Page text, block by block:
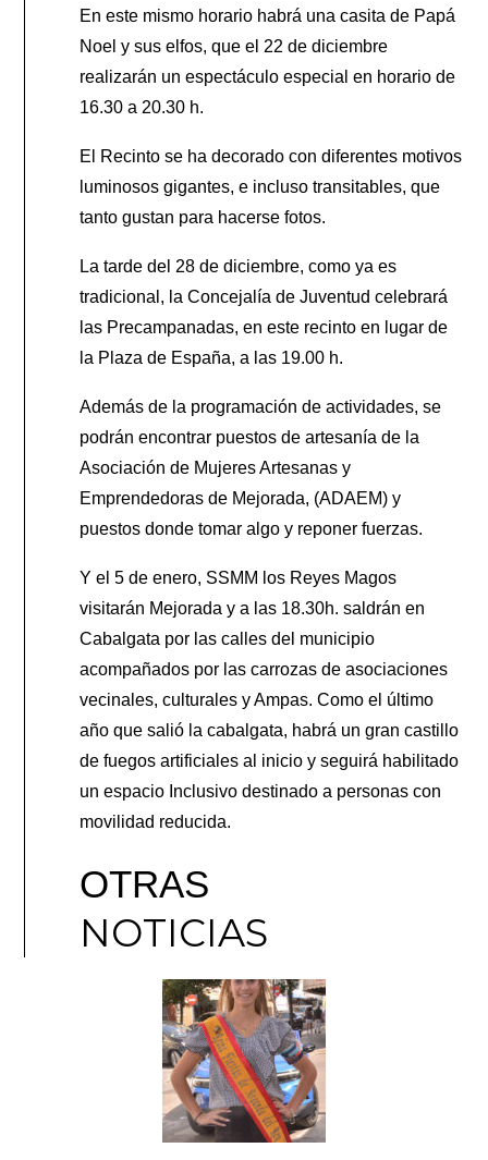
En este mismo horario habrá una casita de Papá
Noel y sus elfos, que el 22 de diciembre
realizarán un espectáculo especial en horario de
16.30 a 20.30 h.
El Recinto se ha decorado con diferentes motivos
luminosos gigantes, e incluso transitables, que
tanto gustan para hacerse fotos.
La tarde del 28 de diciembre, como ya es
tradicional, la Concejalía de Juventud celebrará
las Precampanadas, en este recinto en lugar de
la Plaza de España, a las 19.00 h.
Además de la programación de actividades, se
podrán encontrar puestos de artesanía de la
Asociación de Mujeres Artesanas y
Emprendedoras de Mejorada, (ADAEM) y
puestos donde tomar algo y reponer fuerzas.
Y el 5 de enero, SSMM los Reyes Magos
visitarán Mejorada y a las 18.30h. saldrán en
Cabalgata por las calles del municipio
acompañados por las carrozas de asociaciones
vecinales, culturales y Ampas. Como el último
año que salió la cabalgata, habrá un gran castillo
de fuegos artificiales al inicio y seguirá habilitado
un espacio Inclusivo destinado a personas con
movilidad reducida.
OTRAS
NOTICIAS